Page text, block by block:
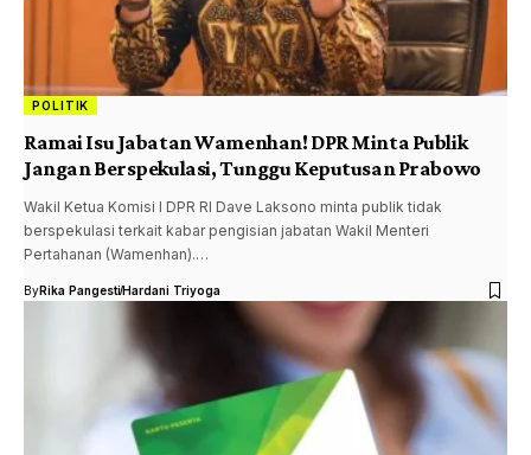
POLITIK
Ramai Isu Jabatan Wamenhan! DPR Minta Publik
Jangan Berspekulasi, Tunggu Keputusan Prabowo
Wakil Ketua Komisi I DPR RI Dave Laksono minta publik tidak
berspekulasi terkait kabar pengisian jabatan Wakil Menteri
Pertahanan (Wamenhan).…
ByRika PangestiHardani Triyoga